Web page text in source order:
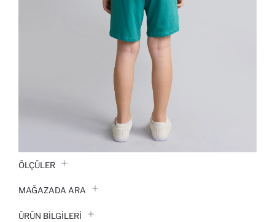
ÖLÇÜLER
MAĞAZADA ARA
ÜRÜN BILGILERI